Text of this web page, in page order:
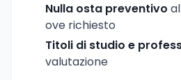
Nulla osta preventivo
ove richiesto
Titoli di studio e
valutazione